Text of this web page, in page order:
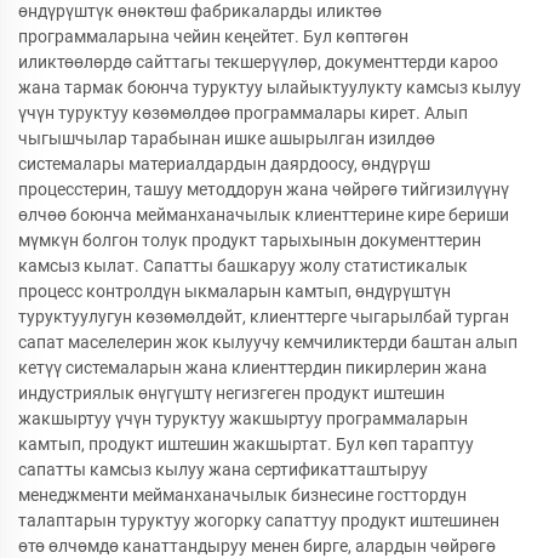
өндүрүштүк өнөктөш фабрикаларды иликтөө
программаларына чейин кеңейтет. Бул көптөгөн
иликтөөлөрдө сайттагы текшерүүлөр, документтерди кароо
жана тармак боюнча туруктуу ылайыктуулукту камсыз кылуу
үчүн туруктуу көзөмөлдөө программалары кирет. Алып
чыгышчылар тарабынан ишке ашырылган изилдөө
системалары материалдардын даярдоосу, өндүрүш
процесстерин, ташуу методдорун жана чөйрөгө тийгизилүүнү
өлчөө боюнча мейманханачылык клиенттерине кире бериши
мүмкүн болгон толук продукт тарыхынын документтерин
камсыз кылат. Сапатты башкаруу жолу статистикалык
процесс контролдүн ыкмаларын камтып, өндүрүштүн
туруктуулугун көзөмөлдөйт, клиенттерге чыгарылбай турган
сапат маселелерин жок кылуучу кемчиликтерди баштан алып
кетүү системаларын жана клиенттердин пикирлерин жана
индустриялык өнүгүштү негизгеген продукт иштешин
жакшыртуу үчүн туруктуу жакшыртуу программаларын
камтып, продукт иштешин жакшыртат. Бул көп тараптуу
сапатты камсыз кылуу жана сертификатташтыруу
менеджменти мейманханачылык бизнесине госттордун
талаптарын туруктуу жогорку сапаттуу продукт иштешинен
өтө өлчөмдө канаттандыруу менен бирге, алардын чөйрөгө